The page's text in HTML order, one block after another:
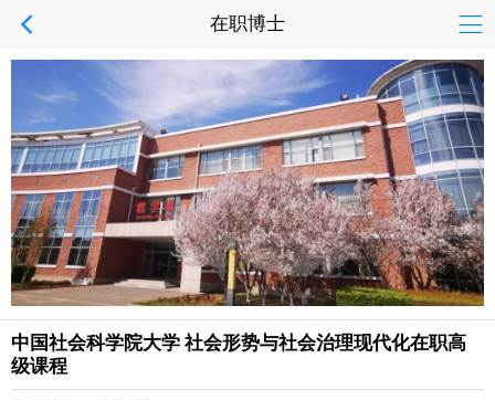
在职博士
中国社会科学院大学 社会形势与社会治理现代化在职高
级课程